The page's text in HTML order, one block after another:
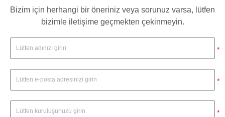
Bizim için herhangi bir öneriniz veya sorunuz varsa, lütfen
bizimle iletişime geçmekten çekinmeyin.
*
*
*